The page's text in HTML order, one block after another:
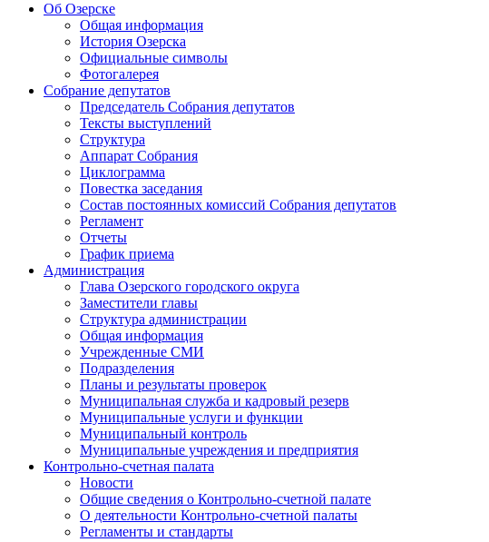
Об Озерске
Общая информация
История Озерска
Официальные символы
Фотогалерея
Собрание депутатов
Председатель Собрания депутатов
Тексты выступлений
Структура
Аппарат Собрания
Циклограмма
Повестка заседания
Состав постоянных комиссий Собрания депутатов
Регламент
Отчеты
График приема
Администрация
Глава Озерского городского округа
Заместители главы
Структура администрации
Общая информация
Учрежденные СМИ
Подразделения
Планы и результаты проверок
Муниципальная служба и кадровый резерв
Муниципальные услуги и функции
Муниципальный контроль
Муниципальные учреждения и предприятия
Контрольно-счетная палата
Новости
Общие сведения о Контрольно-счетной палате
О деятельности Контрольно-счетной палаты
Регламенты и стандарты